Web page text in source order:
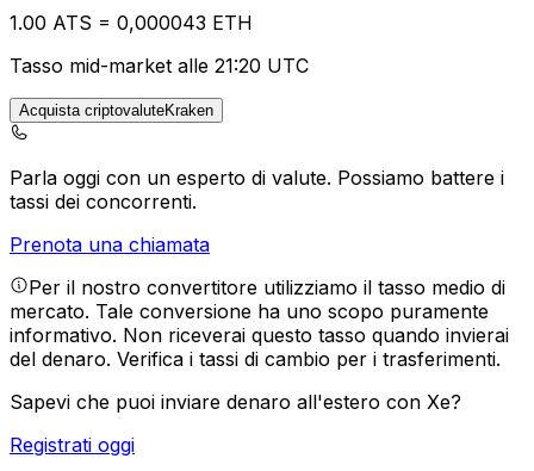
1.00 ATS = 0,000043 ETH
Tasso mid-market alle 21:20 UTC
Acquista criptovaluteKraken
Parla oggi con un esperto di valute. Possiamo battere i
tassi dei concorrenti.
Prenota una chiamata
Per il nostro convertitore utilizziamo il tasso medio di
mercato. Tale conversione ha uno scopo puramente
informativo. Non riceverai questo tasso quando invierai
del denaro. Verifica i tassi di cambio per i trasferimenti.
Sapevi che puoi inviare denaro all'estero con Xe?
Registrati oggi